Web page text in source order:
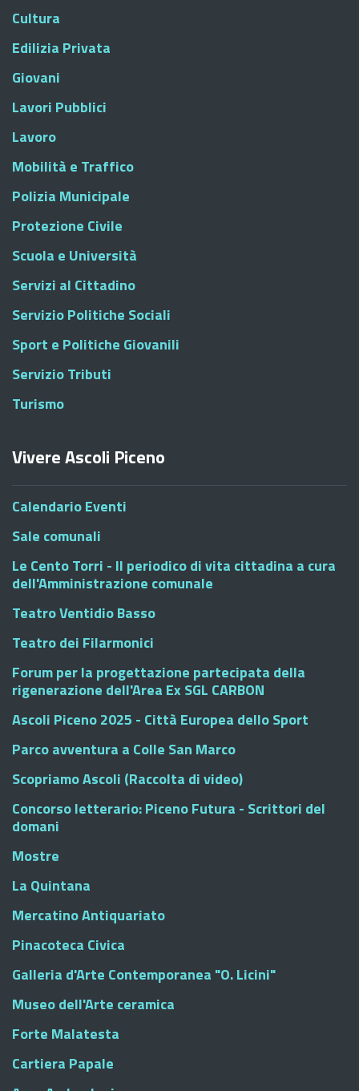
Cultura
Edilizia Privata
Giovani
Lavori Pubblici
Lavoro
Mobilità e Traffico
Polizia Municipale
Protezione Civile
Scuola e Università
Servizi al Cittadino
Servizio Politiche Sociali
Sport e Politiche Giovanili
Servizio Tributi
Turismo
Vivere Ascoli Piceno
Calendario Eventi
Sale comunali
Le Cento Torri - Il periodico di vita cittadina a cura
dell'Amministrazione comunale
Teatro Ventidio Basso
Teatro dei Filarmonici
Forum per la progettazione partecipata della
rigenerazione dell'Area Ex SGL CARBON
Ascoli Piceno 2025 - Città Europea dello Sport
Parco avventura a Colle San Marco
Scopriamo Ascoli (Raccolta di video)
Concorso letterario: Piceno Futura - Scrittori del
domani
Mostre
La Quintana
Mercatino Antiquariato
Pinacoteca Civica
Galleria d'Arte Contemporanea "O. Licini"
Museo dell'Arte ceramica
Forte Malatesta
Cartiera Papale